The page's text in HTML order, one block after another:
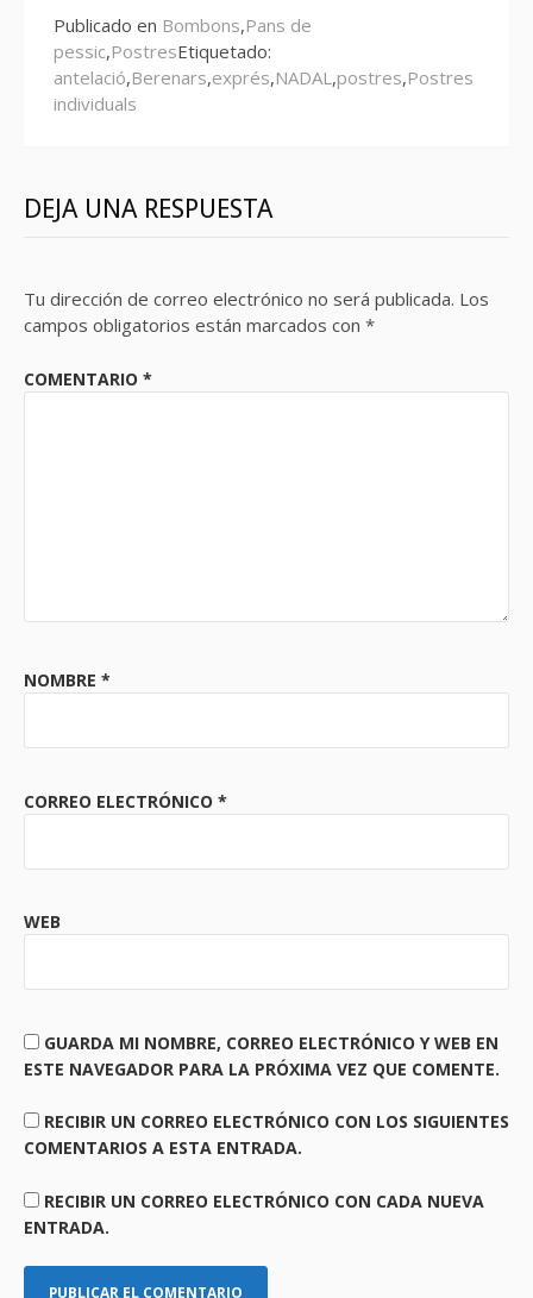
Publicado en Bombons,Pans de
pessic,PostresEtiquetado:
antelació,Berenars,exprés,NADAL,postres,Postres
individuals
DEJA UNA RESPUESTA
Tu dirección de correo electrónico no será publicada. Los
campos obligatorios están marcados con *
COMENTARIO *
NOMBRE *
CORREO ELECTRÓNICO *
WEB
GUARDA MI NOMBRE, CORREO ELECTRÓNICO Y WEB EN
ESTE NAVEGADOR PARA LA PRÓXIMA VEZ QUE COMENTE.
RECIBIR UN CORREO ELECTRÓNICO CON LOS SIGUIENTES
COMENTARIOS A ESTA ENTRADA.
RECIBIR UN CORREO ELECTRÓNICO CON CADA NUEVA
ENTRADA.